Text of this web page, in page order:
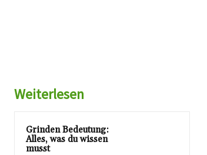
Weiterlesen
Grinden Bedeutung:
Alles, was du wissen
musst